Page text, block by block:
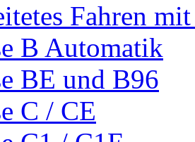
Fahren
B Automatik
BE und B96
C / CE